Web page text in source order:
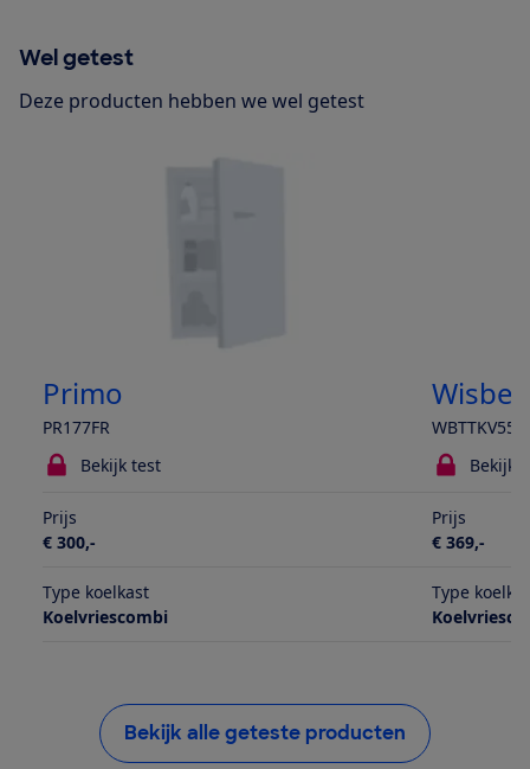
Wel getest
Deze producten hebben we wel getest
Primo
PR177FR
Bekijk test
Bekijk
Prijs
€ 300,-
Prijs
€ 369,-
Type koelkast
Koelvriescombi
Type
Bekijk alle geteste producten